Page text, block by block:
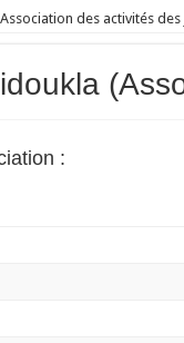
des activités des
: